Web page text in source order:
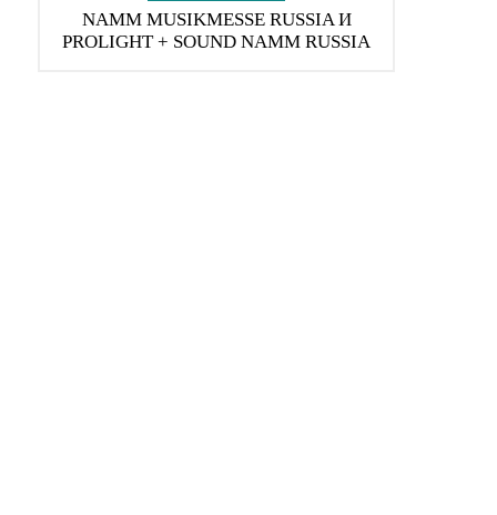
NAMM MUSIKMESSE RUSSIA И
PROLIGHT + SOUND NAMM RUSSIA